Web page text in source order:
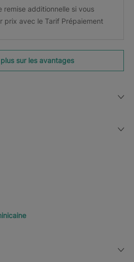
remise additionnelle si vous
prix avec le Tarif Prépaiement
sur les avantages